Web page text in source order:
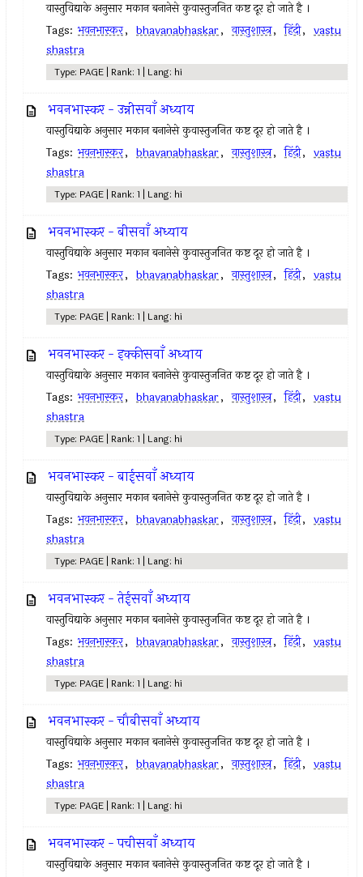
वास्तुविद्याके अनुसार मकान बनानेसे कुवास्तुजनित कष्ट दूर हो जाते है ।
Tags: भवनभास्कर, bhavanabhaskar, वास्तुशास्त्र, हिंदी, vastu
shastra
Type: PAGE | Rank: 1 | Lang: hi
भवनभास्कर - उन्नीसवाँ अध्याय
वास्तुविद्याके अनुसार मकान बनानेसे कुवास्तुजनित कष्ट दूर हो जाते है ।
Tags: भवनभास्कर, bhavanabhaskar, वास्तुशास्त्र, हिंदी, vastu
shastra
Type: PAGE | Rank: 1 | Lang: hi
भवनभास्कर - बीसवाँ अध्याय
वास्तुविद्याके अनुसार मकान बनानेसे कुवास्तुजनित कष्ट दूर हो जाते है ।
Tags: भवनभास्कर, bhavanabhaskar, वास्तुशास्त्र, हिंदी, vastu
shastra
Type: PAGE | Rank: 1 | Lang: hi
भवनभास्कर - इक्कीसवाँ अध्याय
वास्तुविद्याके अनुसार मकान बनानेसे कुवास्तुजनित कष्ट दूर हो जाते है ।
Tags: भवनभास्कर, bhavanabhaskar, वास्तुशास्त्र, हिंदी, vastu
shastra
Type: PAGE | Rank: 1 | Lang: hi
भवनभास्कर - बाईसवाँ अध्याय
वास्तुविद्याके अनुसार मकान बनानेसे कुवास्तुजनित कष्ट दूर हो जाते है ।
Tags: भवनभास्कर, bhavanabhaskar, वास्तुशास्त्र, हिंदी, vastu
shastra
Type: PAGE | Rank: 1 | Lang: hi
भवनभास्कर - तेईसवाँ अध्याय
वास्तुविद्याके अनुसार मकान बनानेसे कुवास्तुजनित कष्ट दूर हो जाते है ।
Tags: भवनभास्कर, bhavanabhaskar, वास्तुशास्त्र, हिंदी, vastu
shastra
Type: PAGE | Rank: 1 | Lang: hi
भवनभास्कर - चौबीसवाँ अध्याय
वास्तुविद्याके अनुसार मकान बनानेसे कुवास्तुजनित कष्ट दूर हो जाते है ।
Tags: भवनभास्कर, bhavanabhaskar, वास्तुशास्त्र, हिंदी, vastu
shastra
Type: PAGE | Rank: 1 | Lang: hi
भवनभास्कर - पचीसवाँ अध्याय
वास्तुविद्याके अनुसार मकान बनानेसे कुवास्तुजनित कष्ट दूर हो जाते है ।